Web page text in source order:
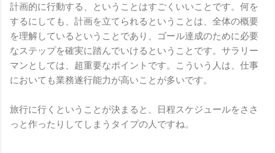
計画的に行動する、ということはすごくいいことです。何を
するにしても、計画を立てられるということは、全体の概要
を理解しているということであり、ゴール達成のために必要
なステップを確実に踏んでいけるということです。サラリー
マンとしては、超重要なポイントです。こういう人は、仕事
においても業務遂行能力が高いことが多いです。
旅行に行くということが決まると、日程スケジュールをささ
っと作ったりしてしまうタイプの人ですね。